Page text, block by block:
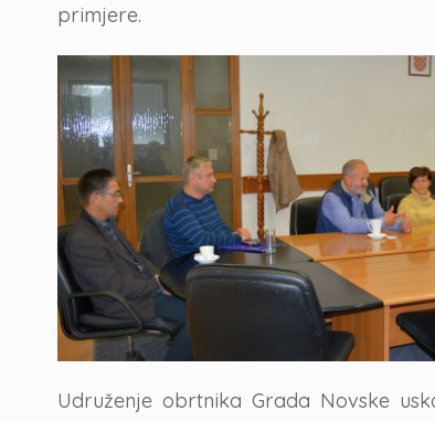
primjere.
Udruženje obrtnika Grada Novske